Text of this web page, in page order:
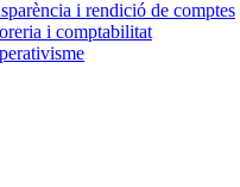
i rendició de comptes
i comptabilitat